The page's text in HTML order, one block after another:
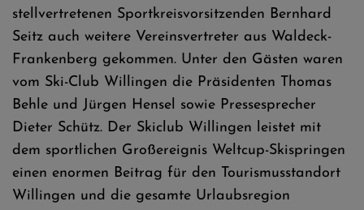
stellvertretenen Sportkreisvorsitzenden Bernhard
Seitz auch weitere Vereinsvertreter aus Waldeck-
Frankenberg gekommen. Unter den Gästen waren
vom Ski-Club Willingen die Präsidenten Thomas
Behle und Jürgen Hensel sowie Pressesprecher
Dieter Schütz. Der Skiclub Willingen leistet mit
dem sportlichen Großereignis Weltcup-Skispringen
einen enormen Beitrag für den Tourismusstandort
Willingen und die gesamte Urlaubsregion